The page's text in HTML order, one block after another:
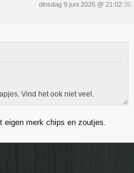
dinsdag 9 juni 2026 @ 21:02:36
Vind het ook niet veel.
eigen merk chips en zoutjes.